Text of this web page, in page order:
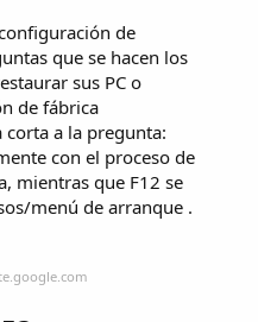
de
que se hacen los
sus PC o
de fábrica
corta a la pregunta:
con el proceso de
mientras que F12 se
menú de arranque .